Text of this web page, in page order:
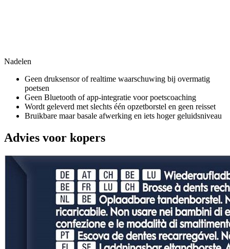
Nadelen
Geen druksensor of realtime waarschuwing bij overmatig
poetsen
Geen Bluetooth of app-integratie voor poetscoaching
Wordt geleverd met slechts één opzetborstel en geen reisset
Bruikbare maar basale afwerking en iets hoger geluidsniveau
Advies voor kopers